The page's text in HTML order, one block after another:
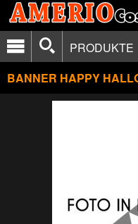
PRODUKTE
BANNER HAPPY